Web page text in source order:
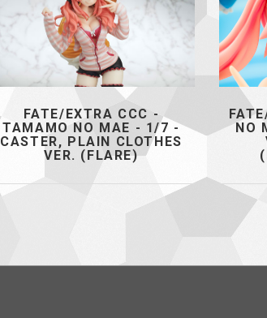
FATE/EXTRA CCC -
TAMAMO NO MAE - 1/7 -
CASTER, PLAIN CLOTHES
VER. (FLARE)
NO